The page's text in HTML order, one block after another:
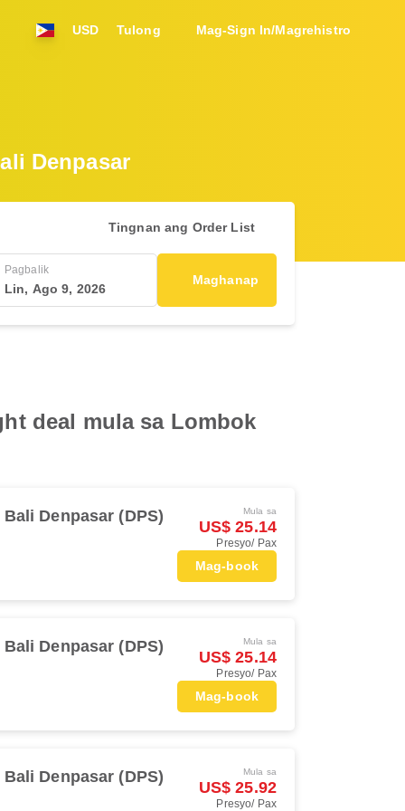
USD Tulong Mag-Sign In/Magrehistro
Denpasar
Tingnan ang Order List
Pagbalik
Lin, Ago 9, 2026
Maghanap
deal mula sa Lombok
Bali Denpasar (DPS) Mula sa
US$ 25.14
Presyo/ Pax
Mag-book
Bali Denpasar (DPS) Mula sa
US$ 25.14
Presyo/ Pax
Mag-book
Bali Denpasar (DPS) Mula sa
US$ 25.92
Presyo/ Pax